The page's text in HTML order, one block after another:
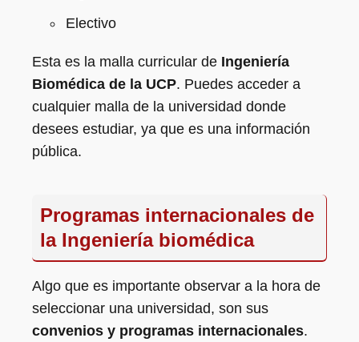
Electivo
Esta es la malla curricular de Ingeniería
Biomédica de la UCP. Puedes acceder a
cualquier malla de la universidad donde
desees estudiar, ya que es una información
pública.
Programas internacionales de
la Ingeniería biomédica
Algo que es importante observar a la hora de
seleccionar una universidad, son sus
convenios y programas internacionales.